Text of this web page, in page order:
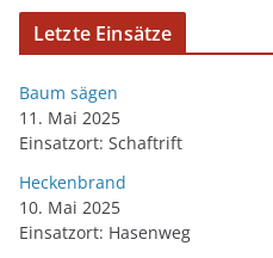
Letzte Einsätze
Baum sägen
11. Mai 2025
Einsatzort: Schaftrift
Heckenbrand
10. Mai 2025
Einsatzort: Hasenweg